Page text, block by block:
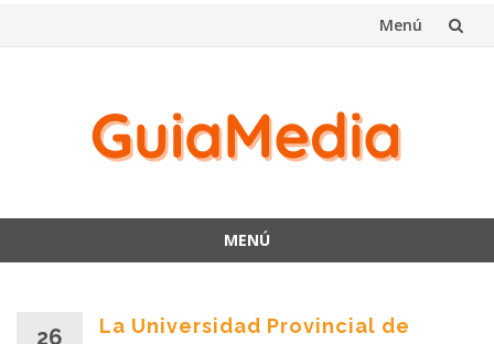
Menú
MENÚ
26
La Universidad Provincial de